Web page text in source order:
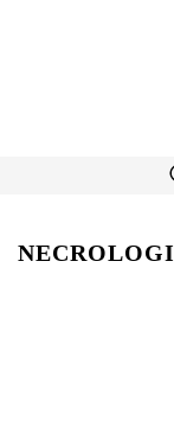
NECROLOGI